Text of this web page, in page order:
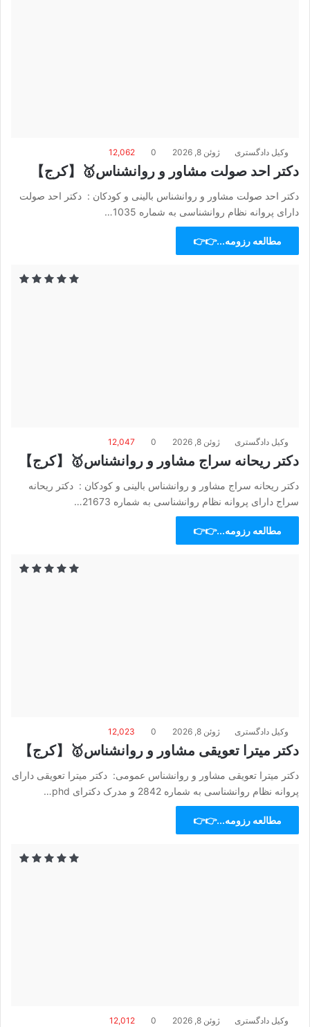
وکیل دادگستری ژوئن 8, 2026 0
12,062
دکتر احد صولت مشاور و روانشناس🥇【کرج】
دکتر احد صولت مشاور و روانشناس بالینی و کودکان : دکتر احد صولت
دارای پروانه نظام روانشناسی به شماره 1035…
مطالعه رزومه...👉👉
وکیل دادگستری ژوئن 8, 2026 0
12,047
دکتر ریحانه سراج مشاور و روانشناس🥇【کرج】
دکتر ریحانه سراج مشاور و روانشناس بالینی و کودکان : دکتر ریحانه
سراج دارای پروانه نظام روانشناسی به شماره 21673…
مطالعه رزومه...👉👉
وکیل دادگستری ژوئن 8, 2026 0
12,023
دکتر میترا تعویقی مشاور و روانشناس🥇【کرج】
دکتر میترا تعویقی مشاور و روانشناس عمومی: دکتر میترا تعویقی دارای
پروانه نظام روانشناسی به شماره 2842 و مدرک دکترای phd…
مطالعه رزومه...👉👉
وکیل دادگستری ژوئن 8, 2026 0
12,012